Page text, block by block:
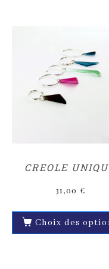
CREOLE
31,00 €
Choix des